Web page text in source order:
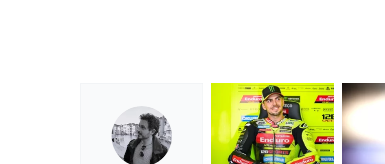
MONOMARCA